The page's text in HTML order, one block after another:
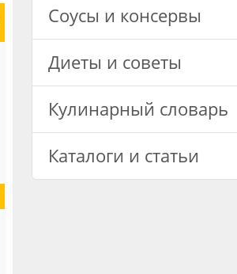
Соусы и консервы
Диеты и советы
Кулинарный словарь
Каталоги и статьи